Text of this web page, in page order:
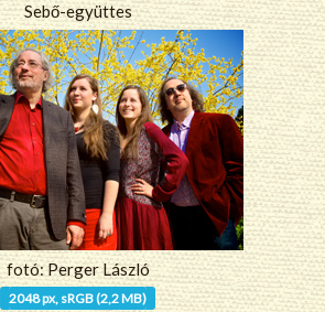
Sebő-együttes
fotó: Perger László
2048 px, sRGB (2,2 MB)